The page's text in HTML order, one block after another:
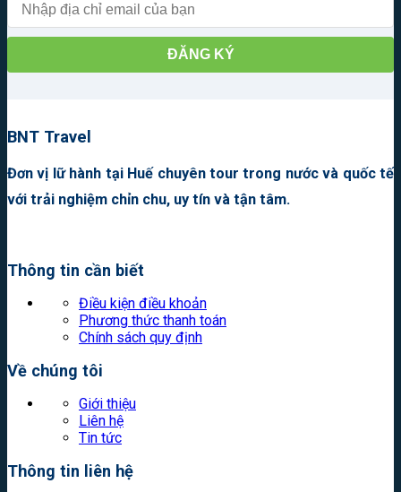
BNT Travel
Đơn vị lữ hành tại Huế chuyên tour trong nước và quốc tế
với trải nghiệm chỉn chu, uy tín và tận tâm.
Thông tin cần biết
Điều kiện điều khoản
Phương thức thanh toán
Chính sách quy định
Về chúng tôi
Giới thiệu
Liên hệ
Tin tức
Thông tin liên hệ